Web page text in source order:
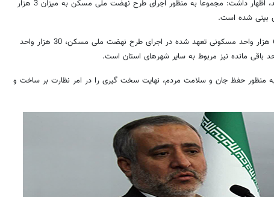
هکتار دیگر نیز آماده الحاق می باشد، اظهار داشت: مجموعا به منظور اجرای طرح نهضت ملی مسکن به میزان 3 هزار
استاندار سمنان گفت: از مجموع 60 هزار واحد مسکونی تعهد شده در اجرای طرح نهضت ملی مسکن، 30 هزار واحد
منظور حفظ جان و سلامت مردم، نهایت سخت گیری را در امر نظارت بر ساخت و